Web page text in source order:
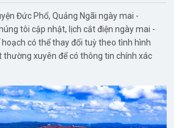
Đức Phổ, Quảng Ngãi ngày mai -
tôi cập nhật, lịch cắt điện ngày mai -
có thể thay đổi tuỳ theo tình hình
thường xuyên để có thông tin chính xác